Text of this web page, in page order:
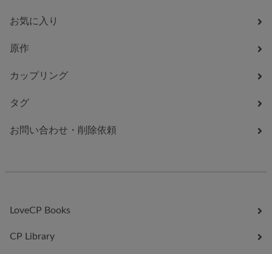
お気に入り
原作
カップリング
タグ
お問い合わせ・削除依頼
LoveCP Books
CP Library